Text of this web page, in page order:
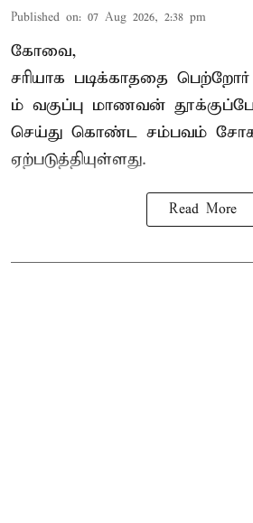
Published on: 07 Aug 2026, 2:38 pm
கோவை,
சரியாக படிக்காததை
ம் வகுப்பு மாணவன்
செய்து கொண்ட சம்பவம்
ஏற்படுத்தியுள்ளது.
Read More